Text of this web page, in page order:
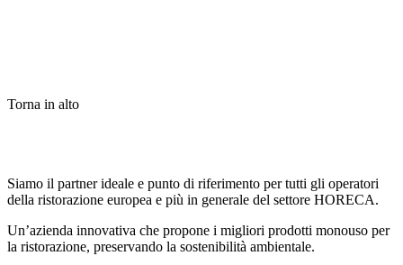
Torna in alto
Siamo il partner ideale e punto di riferimento per tutti gli operatori
della ristorazione europea e più in generale del settore HORECA.
Un’azienda innovativa che propone i migliori prodotti monouso per
la ristorazione, preservando la sostenibilità ambientale.